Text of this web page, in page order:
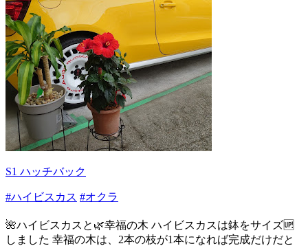
S1 ハッチバック
#ハイビスカス #オクラ
🌺ハイビスカスと🌿幸福の木 ハイビスカスは鉢をサイズ🆙
しました 幸福の木は、2本の枝が1本になれば完成だけだと